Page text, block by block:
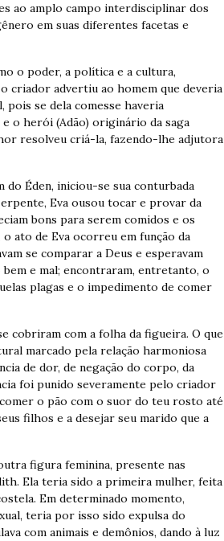
ao amplo campo interdisciplinar dos
em suas diferentes facetas e
o poder, a política e a cultura,
criador advertiu ao homem que deveria
pois se dela comesse haveria
o herói (Adão) originário da saga
resolveu criá-la, fazendo-lhe adjutora
Éden, iniciou-se sua conturbada
Eva ousou tocar e provar da
bons para serem comidos e os
ato de Eva ocorreu em função da
se comparar a Deus e esperavam
e mal; encontraram, entretanto, o
plagas e o impedimento de comer
cobriram com a folha da figueira. O que
marcado pela relação harmoniosa
de dor, de negação do corpo, da
foi punido severamente pelo criador
o pão com o suor do teu rosto até
filhos e a desejar seu marido que a
figura feminina, presente nas
Ela teria sido a primeira mulher, feita
Em determinado momento,
teria por isso sido expulsa do
com animais e demônios, dando à luz